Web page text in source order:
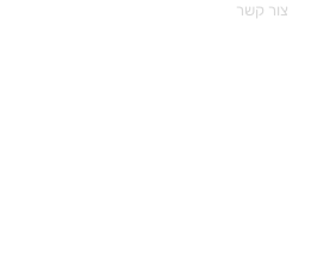
צור קשר